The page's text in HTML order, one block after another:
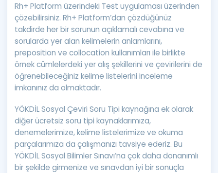
Rh+ Platform üzerindeki Test uygulaması üzerinden
çözebilirsiniz. Rh+ Platform’dan çözdüğünüz
takdirde her bir sorunun açıklamalı cevabına ve
sorularda yer alan kelimelerin anlamlarını,
preposition ve collocation kullanımları ile birlikte
örnek cümlelerdeki yer alış şekillerini ve çevirilerini de
öğrenebileceğiniz kelime listelerini inceleme
imkanınız da olmaktadır.
YÖKDİL Sosyal Çeviri Soru Tipi kaynağına ek olarak
diğer ücretsiz soru tipi kaynaklarımıza,
denemelerimize, kelime listelerimize ve okuma
parçalarımıza da çalışmanızı tavsiye ederiz. Bu
YÖKDİL Sosyal Bilimler Sınavı’na çok daha donanımlı
bir şekilde girmenize ve sınavdan iyi bir sonuçla